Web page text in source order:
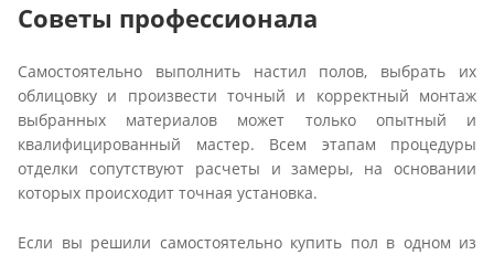
Советы профессионала
Самостоятельно выполнить настил полов, выбрать их
облицовку и произвести точный и корректный монтаж
выбранных материалов может только опытный и
квалифицированный мастер. Всем этапам процедуры
отделки сопутствуют расчеты и замеры, на основании
которых происходит точная установка.
Если вы решили самостоятельно купить пол в одном из